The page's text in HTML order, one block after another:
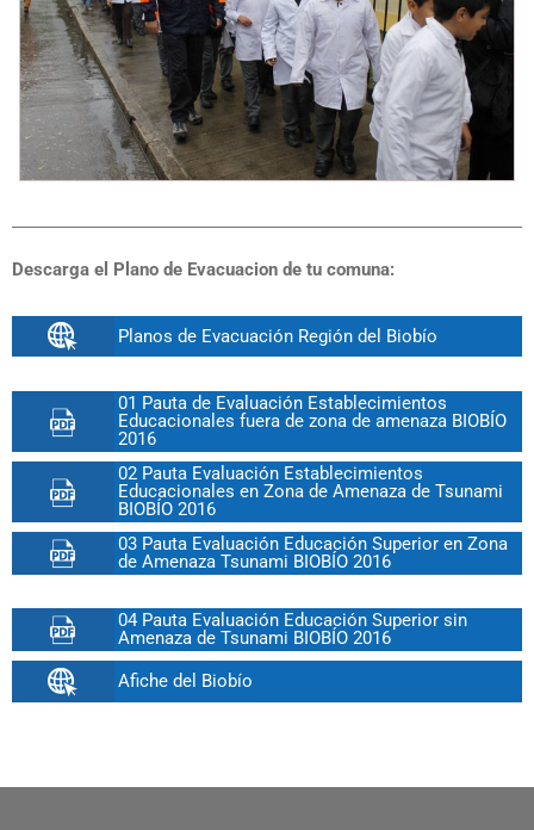
Descarga el Plano de Evacuacion de tu comuna:
Planos de Evacuación Región del Biobío
01 Pauta de Evaluación Establecimientos
Educacionales fuera de zona de amenaza BIOBÍO
2016
02 Pauta Evaluación Establecimientos
Educacionales en Zona de Amenaza de Tsunami
BIOBÍO 2016
03 Pauta Evaluación Educación Superior en Zona
de Amenaza Tsunami BIOBÍO 2016
04 Pauta Evaluación Educación Superior sin
Amenaza de Tsunami BIOBÍO 2016
Afiche del Biobío